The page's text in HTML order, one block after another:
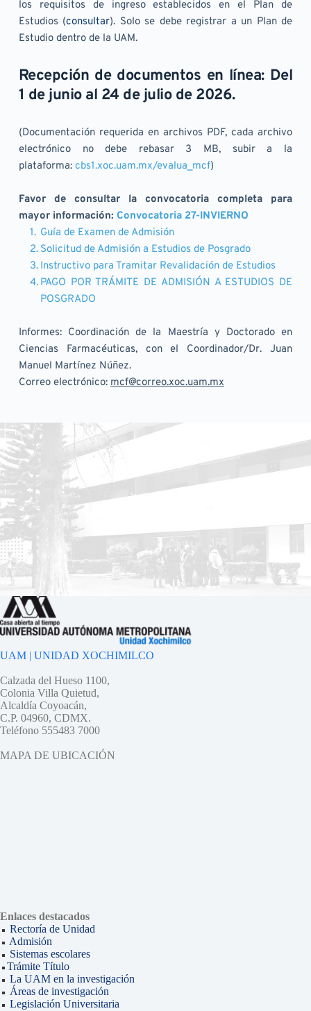
los requisitos de ingreso establecidos en el Plan de
Estudios (consultar). Solo se debe registrar a un Plan de
Estudio dentro de la UAM.
Recepción de documentos en línea: Del
1 de junio al 24 de julio de 2026.
(Documentación requerida en archivos PDF, cada archivo
electrónico no debe rebasar 3 MB, subir a la
plataforma: cbs1.xoc.uam.mx/evalua_mcf)
Favor de consultar la convocatoria completa para
mayor información: Convocatoria 27-INVIERNO
Guía de Examen de Admisión
Solicitud de Admisión a Estudios de Posgrado
Instructivo para Tramitar Revalidación de Estudios
PAGO POR TRÁMITE DE ADMISIÓN A ESTUDIOS DE
POSGRADO
Informes: Coordinación de la Maestría y Doctorado en
Ciencias Farmacéuticas, con el Coordinador/Dr. Juan
Manuel Martínez Núñez.
Correo electrónico: mcf@correo.xoc.uam.mx
UAM | UNIDAD XOCHIMILCO
Calzada del Hueso 1100,
Colonia Villa Quietud,
Alcaldía Coyoacán,
C.P. 04960, CDMX.
Teléfono 555483 7000
MAPA DE UBICACIÓN
Enlaces destacados
Rectoría de Unidad
Admisión
Sistemas escolares
Trámite Título
La UAM en la investigación
Áreas de investigación
Legislación Universitaria